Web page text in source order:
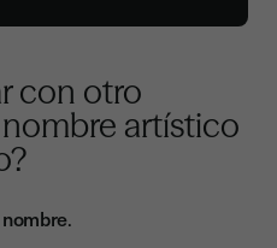
con otro
artístico
.